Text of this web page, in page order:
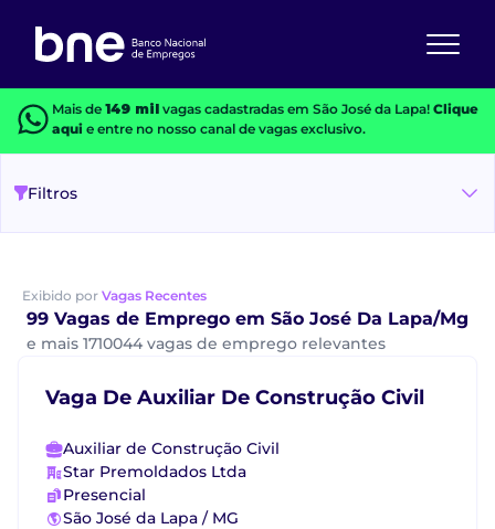
Mais de 149 milvagas cadastradas em São José da Lapa! Clique
aquie entre no nosso canal de vagas exclusivo.
Filtros
Exibido por Vagas Recentes
99 Vagas de Emprego em São José Da Lapa/Mg
e mais 1710044 vagas de emprego relevantes
Vaga De Auxiliar De Construção Civil
Auxiliar de Construção Civil
Star Premoldados Ltda
Presencial
São José da Lapa / MG